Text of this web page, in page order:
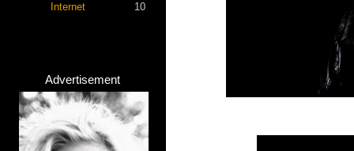
Internet 10
Advertisement